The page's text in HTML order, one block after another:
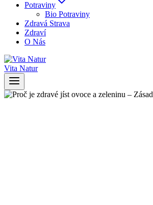
Potraviny
Bio Potraviny
Zdravá Strava
Zdraví
O Nás
Vita Natur